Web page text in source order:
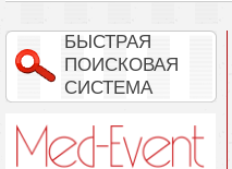
БЫСТРАЯ
ПОИСКОВАЯ
СИСТЕМА